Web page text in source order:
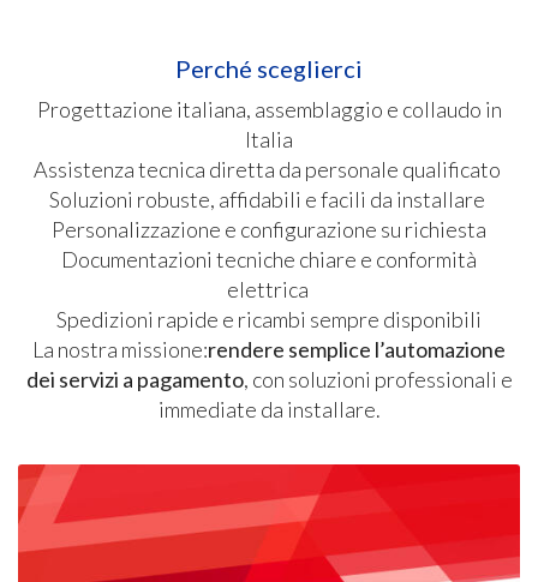
Perché sceglierci
Progettazione italiana, assemblaggio e collaudo in
Italia
Assistenza tecnica diretta da personale qualificato
Soluzioni robuste, affidabili e facili da installare
Personalizzazione e configurazione su richiesta
Documentazioni tecniche chiare e conformità
elettrica
Spedizioni rapide e ricambi sempre disponibili
La nostra missione:rendere semplice l’automazione
dei servizi a pagamento, con soluzioni professionali e
immediate da installare.